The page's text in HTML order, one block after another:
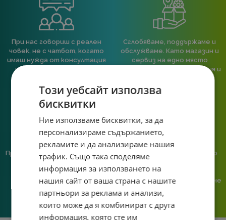
При нас говориш с реален
човек, не с чатбот, когато
имаш нужда от консултация
или справяне с проблем.
Сглобяваме, поддържаме и
обслужваме. Като магазин и
сервиз на едно място
гарантираме бърза реакция и
система.
Предлагаме различни методи
на плащане, включително
възможност за плащане с
криптовалута.
Ние сме малък екип и точно
затова поемаме лична
отговорност за всяка
поръчка. Ако има проблем – не
решаваме.
Този уебсайт използва
бисквитки
Ние използваме бисквитки, за да
персонализираме съдържанието,
рекламите и да анализираме нашия
трафик. Също така споделяме
информация за използването на
нашия сайт от ваша страна с нашите
партньори за реклама и анализи,
които може да я комбинират с друга
информация, която сте им